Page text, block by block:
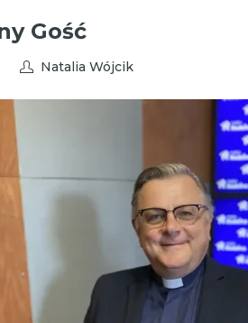
Gość
Natalia Wójcik